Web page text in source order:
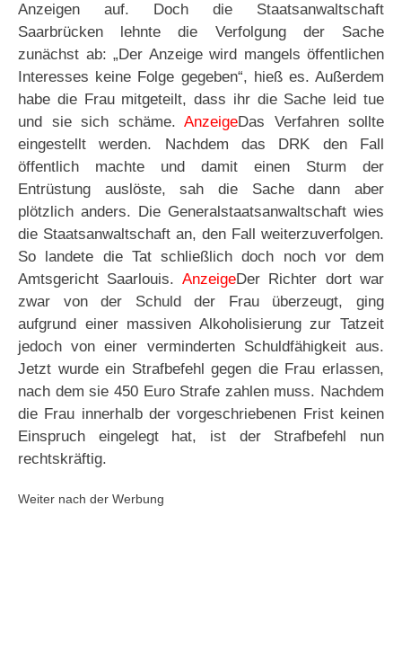
Anzeigen auf. Doch die Staatsanwaltschaft
Saarbrücken lehnte die Verfolgung der Sache
zunächst ab: „Der Anzeige wird mangels öffentlichen
Interesses keine Folge gegeben“, hieß es. Außerdem
habe die Frau mitgeteilt, dass ihr die Sache leid tue
und sie sich schäme. AnzeigeDas Verfahren sollte
eingestellt werden. Nachdem das DRK den Fall
öffentlich machte und damit einen Sturm der
Entrüstung auslöste, sah die Sache dann aber
plötzlich anders. Die Generalstaatsanwaltschaft wies
die Staatsanwaltschaft an, den Fall weiterzuverfolgen.
So landete die Tat schließlich doch noch vor dem
Amtsgericht Saarlouis. AnzeigeDer Richter dort war
zwar von der Schuld der Frau überzeugt, ging
aufgrund einer massiven Alkoholisierung zur Tatzeit
jedoch von einer verminderten Schuldfähigkeit aus.
Jetzt wurde ein Strafbefehl gegen die Frau erlassen,
nach dem sie 450 Euro Strafe zahlen muss. Nachdem
die Frau innerhalb der vorgeschriebenen Frist keinen
Einspruch eingelegt hat, ist der Strafbefehl nun
rechtskräftig.
Weiter nach der Werbung